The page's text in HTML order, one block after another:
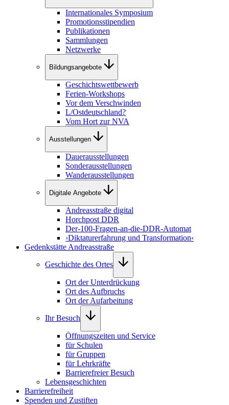
Internationales Symposium
Promotionsstipendien
Publikationen
Sammlungen
Netzwerke
Bildungsangebote
Geschichtswettbewerb
Ferien-Workshops
Vor dem Verschwinden
L/Ostdeutschland?
Vom Hort zur NVA
Ausstellungen
Dauerausstellungen
Sonderausstellungen
Wanderausstellungen
Digitale Angebote
Andreasstraße digital
Horchpost DDR
Der-100-Fragen-an-die-DDR-Automat
›Diktaturerfahrung und Transformation‹
Gedenkstätte Andreasstraße
Geschichte des Ortes
Ort der Unterdrückung
Ort des Aufbruchs
Ort der Aufarbeitung
Ihr Besuch
Öffnungszeiten und Service
für Schulen
für Gruppen
für Lehrkräfte
Barrierefreier Besuch
Lebensgeschichten
Barrierefreiheit
Spenden und Zustiften